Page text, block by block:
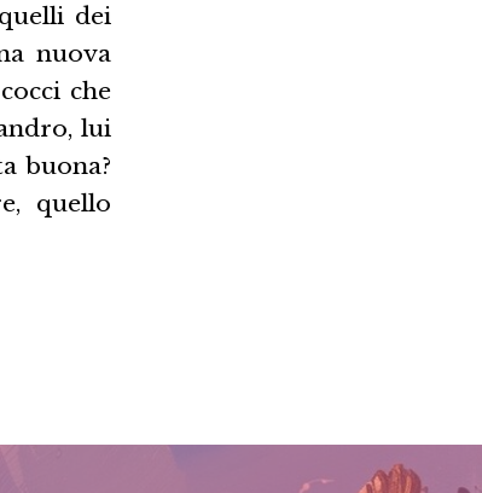
dei
nuova
che
lui
buona?
quello